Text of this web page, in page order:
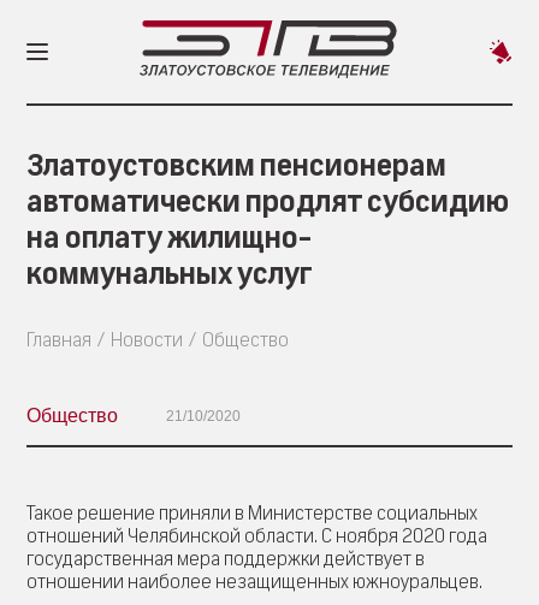
Златоустовским пенсионерам
автоматически продлят субсидию
на оплату жилищно-
коммунальных услуг
Главная Новости Общество
Общество 21/10/2020
Такое решение приняли в Министерстве социальных
отношений Челябинской области. С ноября 2020 года
государственная мера поддержки действует в
отношении наиболее незащищенных южноуральцев.